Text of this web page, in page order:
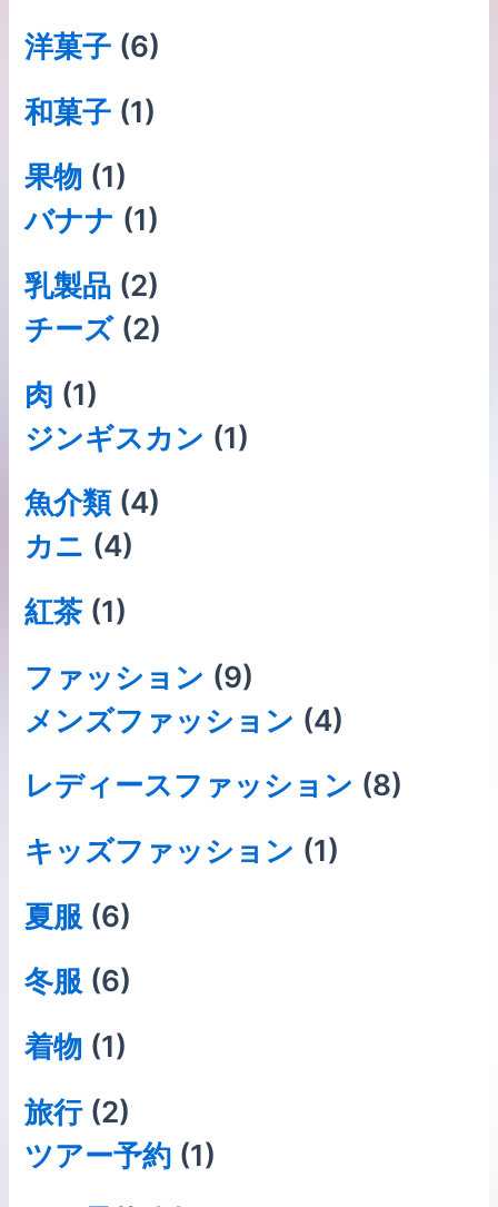
洋菓子 (6)
和菓子 (1)
果物 (1)
バナナ (1)
乳製品 (2)
チーズ(2)
肉 (1)
ジンギスカン (1)
⿂介類(4)
カニ (4)
紅茶 (1)
ファッション (9)
メンズファッション (4)
レディースファッション (8)
キッズファッション (1)
夏服 (6)
冬服 (6)
着物 (1)
旅行(2)
ツアー予約 (1)